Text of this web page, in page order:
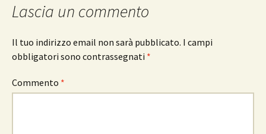
Lascia un commento
Il tuo indirizzo email non sarà pubblicato. I campi
obbligatori sono contrassegnati *
Commento *